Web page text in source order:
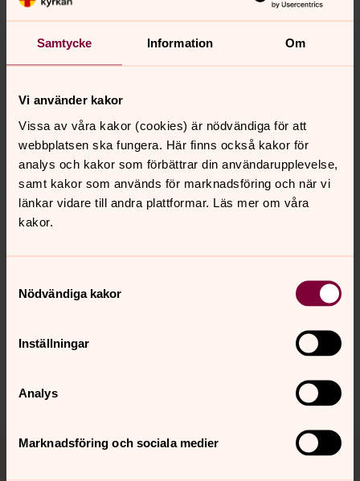
Samtycke Information Om
Vi använder kakor
Vissa av våra kakor (cookies) är nödvändiga för att
webbplatsen ska fungera. Här finns också kakor för
analys och kakor som förbättrar din användarupplevelse,
samt kakor som används för marknadsföring och när vi
länkar vidare till andra plattformar. Läs mer om våra
kakor.
Nödvändiga kakor
Inställningar
Analys
Marknadsföring och sociala medier
Lena Stenlund
Direkt:0921-775 44
E-post:lena.stenlund@svenskakyrkan.se
Synpunkter eller frågor på sidans
innehåll?
Tillbaka till toppen
Tillbaka till innehållet